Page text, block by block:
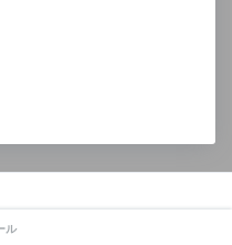
ル